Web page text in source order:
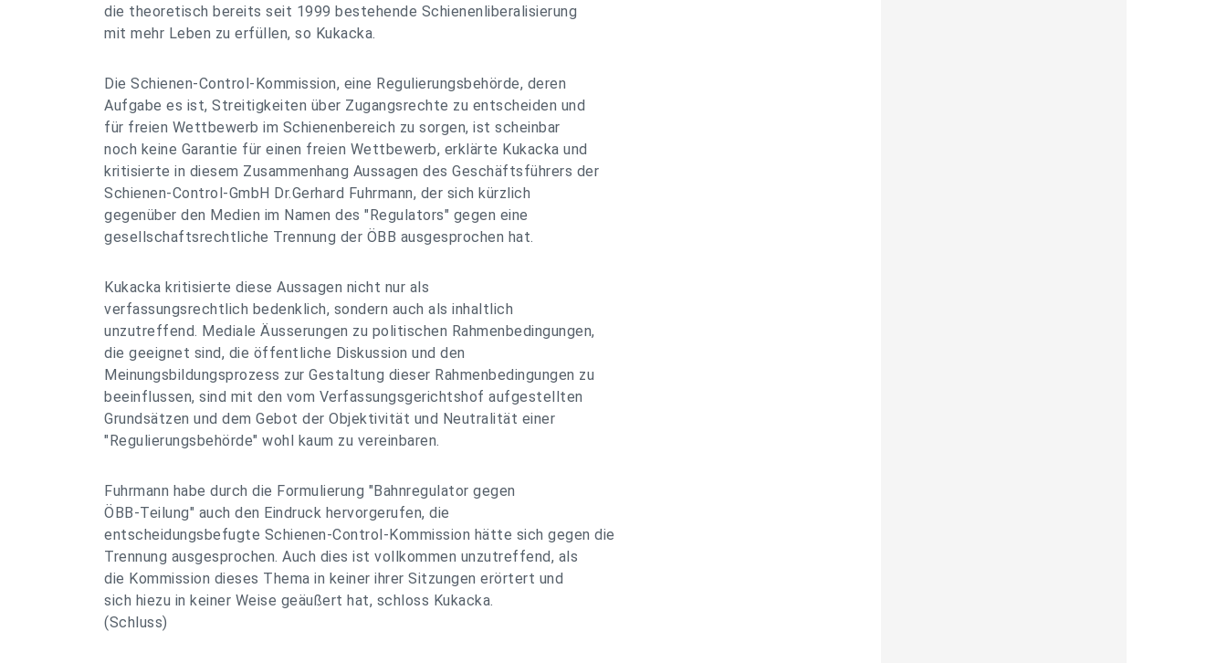
die theoretisch bereits seit 1999 bestehende Schienenliberalisierung
mit mehr Leben zu erfüllen, so Kukacka.
Die Schienen-Control-Kommission, eine Regulierungsbehörde, deren
Aufgabe es ist, Streitigkeiten über Zugangsrechte zu entscheiden und
für freien Wettbewerb im Schienenbereich zu sorgen, ist scheinbar
noch keine Garantie für einen freien Wettbewerb, erklärte Kukacka und
kritisierte in diesem Zusammenhang Aussagen des Geschäftsführers der
Schienen-Control-GmbH Dr.Gerhard Fuhrmann, der sich kürzlich
gegenüber den Medien im Namen des "Regulators" gegen eine
gesellschaftsrechtliche Trennung der ÖBB ausgesprochen hat.
Kukacka kritisierte diese Aussagen nicht nur als
verfassungsrechtlich bedenklich, sondern auch als inhaltlich
unzutreffend. Mediale Äusserungen zu politischen Rahmenbedingungen,
die geeignet sind, die öffentliche Diskussion und den
Meinungsbildungsprozess zur Gestaltung dieser Rahmenbedingungen zu
beeinflussen, sind mit den vom Verfassungsgerichtshof aufgestellten
Grundsätzen und dem Gebot der Objektivität und Neutralität einer
"Regulierungsbehörde" wohl kaum zu vereinbaren.
Fuhrmann habe durch die Formulierung "Bahnregulator gegen
ÖBB-Teilung" auch den Eindruck hervorgerufen, die
entscheidungsbefugte Schienen-Control-Kommission hätte sich gegen die
Trennung ausgesprochen. Auch dies ist vollkommen unzutreffend, als
die Kommission dieses Thema in keiner ihrer Sitzungen erörtert und
sich hiezu in keiner Weise geäußert hat, schloss Kukacka.
(Schluss)